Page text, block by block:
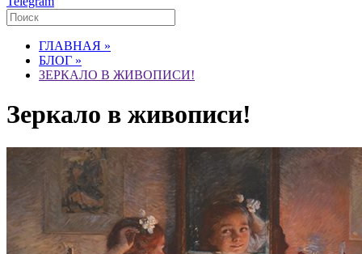
ГЛАВНАЯ »
БЛОГ »
ЗЕРКАЛО В ЖИВОПИСИ!
Зеркало в живописи!